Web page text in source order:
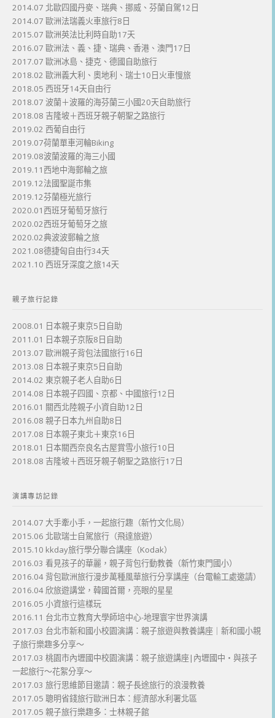
2014.07 北歐四國丹麥、瑞典、挪威、芬蘭自駕12日
2014.07 歐洲法瑞義火車旅行8日
2015.07 歐洲英法比利時自助17天
2016.07 歐洲法、義、捷、瑞典、香港、澳門17日
2017.07 歐洲冰島、捷克、德國自助旅行
2018.02 歐洲義大利、奧地利、瑞士10日火車慢旅
2018.05 西班牙14天自由行
2018.07 波蘭＋波羅的海芬蘭三小國20天自助旅行
2018.08 吉隆坡＋西班牙親子朝聖之路旅行
2019.02 西葡自由行
2019.07荷蘭單車河輪Biking
2019.08波蘭波羅的海三小國
2019.11西地中海郵輪之旅
2019.12法國聖誕市集
2019.12芬蘭極光旅行
2020.01西班牙葡萄牙旅行
2020.02西班牙葡萄牙之旅
2020.02典波波郵輪之旅
2021.08德捷匈自由行34天
2021.10 西班牙深度之旅14天
親子旅行記錄
2008.01 日本親子東京5日自助
2011.01 日本親子京阪8日自助
2013.07 歐洲親子背包法國旅行16日
2013.08 日本親子東京5日自助
2014.02 東京親子老人自助6日
2014.08 日本親子四國、京都、中國旅行12日
2016.01 關西北陸親子小資自助12日
2016.08 親子日本九州自助8日
2017.08 日本親子東北＋東京16日
2018.01 日本關西奈良名古屋賞雪小旅行10日
2018.08 吉隆坡＋西班牙親子朝聖之路旅行17日
演講專訪記錄
2014.07 大手牽小手，一起旅行趣（新竹文化局）
2015.06 北歐瑞士自駕旅行（飛達旅遊）
2015.10 kkday旅行學分聯合講座（Kodak）
2016.03 看見孩子的華麗，親子背包行動教養（新竹東門國小）
2016.04 背包歐洲旅行漫步萬種風華旅行分享講座（台電輸工處邀請）
2016.04 欣旅遊講堂，韓國首爾，亮眼的星星
2016.05 小資旅行這樣玩
2016.11 台北市立教育大學師培中心-地理寰宇世界演講
2017.03 台北市新和國小校園演講：親子旅遊與教養講座｜新和國小親
子旅行樂趣多分享～
2017.03 桃園市內壢國中校園演講：親子旅遊講座|內壢國中・與孩子
一起旅行～花絮分享～
2017.03 旅行思維節目邀請：親子長途旅行的浪漫教養
2017.05 聰明省錢旅行歐洲日本：經濟部水利署北區
2017.05 親子旅行樂趣多：士林親子館